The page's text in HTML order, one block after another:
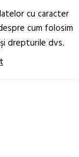
RO EN
cu caracter
cum folosim
drepturile dvs.